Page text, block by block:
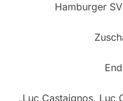
Hamburger
„Luc Castaignos, Luc